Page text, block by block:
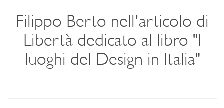
Filippo Berto nell'articolo di
Libertà dedicato al libro "I
luoghi del Design in Italia"